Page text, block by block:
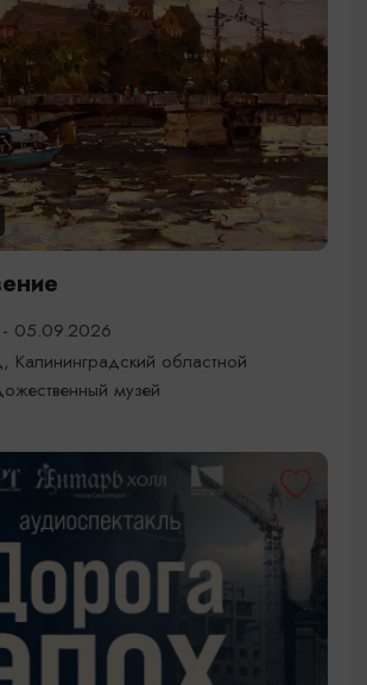
05.09.2026
Калининградский областной
музей